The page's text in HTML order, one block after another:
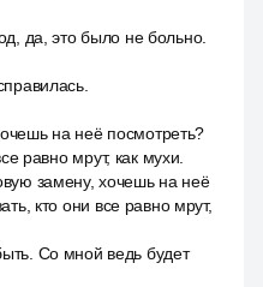
да, это было не больно.
на неё посмотреть?
равно мрут, как мухи.
замену, хочешь на неё
кто они все равно мрут,
Со мной ведь будет